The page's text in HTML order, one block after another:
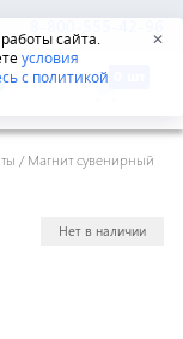
сайта.
условия
с политикой
✕
8-800-555-42-96
/Магнит сувенирный
Нет в наличии